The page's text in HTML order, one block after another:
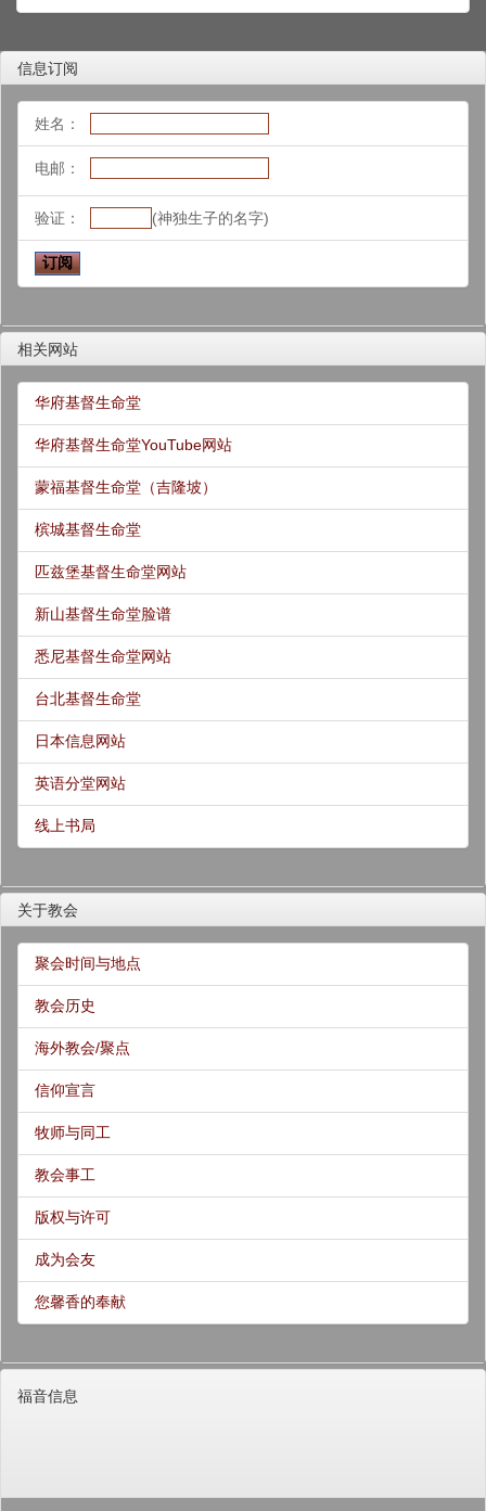
信息订阅
姓名：
电邮：
验证： (神独生子的名字)
相关网站
华府基督生命堂
华府基督生命堂YouTube网站
蒙福基督生命堂（吉隆坡）
槟城基督生命堂
匹兹堡基督生命堂网站
新山基督生命堂脸谱
悉尼基督生命堂网站
台北基督生命堂
日本信息网站
英语分堂网站
线上书局
关于教会
聚会时间与地点
教会历史
海外教会/聚点
信仰宣言
牧师与同工
教会事工
版权与许可
成为会友
您馨香的奉献
福音信息